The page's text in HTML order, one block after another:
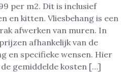
per m2. Dit is inclusief
en kitten. Vliesbehang is een
afwerken van muren. In
afhankelijk van de
en specifieke wensen. Hier
gemiddelde kosten […]